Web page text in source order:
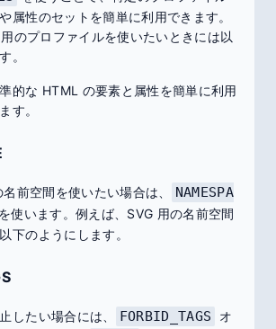
属性のセットを簡単に利用できます。
のプロファイルを使いたいときには以
。
的な HTML の要素と属性を簡単に利用
す。
前空間を使いたい場合は、
NAMESPA
使います。例えば、SVG 用の名前空間
下のようにします。
したい場合には、 FORBID_TAGS
オ